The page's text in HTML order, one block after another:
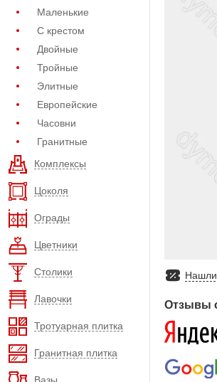
Маленькие
С крестом
Двойные
Тройные
Элитные
Европейские
Часовни
Гранитные
Комплексы
Цоколя
Ограды
Цветники
Столики
Лавочки
Тротуарная плитка
Гранитная плитка
Вазы
Нашли
Отзывы